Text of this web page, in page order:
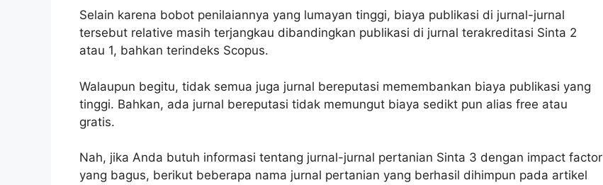
Selain karena bobot penilaiannya yang lumayan tinggi, biaya publikasi di jurnal-jurnal
tersebut relative masih terjangkau dibandingkan publikasi di jurnal terakreditasi Sinta 2
atau 1, bahkan terindeks Scopus.
Walaupun begitu, tidak semua juga jurnal bereputasi memembankan biaya publikasi yang
tinggi. Bahkan, ada jurnal bereputasi tidak memungut biaya sedikt pun alias free atau
gratis.
Nah, jika Anda butuh informasi tentang jurnal-jurnal pertanian Sinta 3 dengan impact factor
yang bagus, berikut beberapa nama jurnal pertanian yang berhasil dihimpun pada artikel